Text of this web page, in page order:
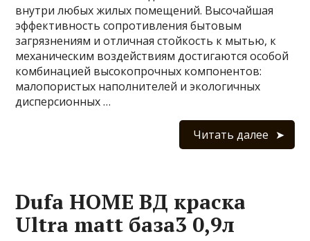
внутри любых жилых помещений. Высочайшая
эффективность сопротивления бытовым
загрязнениям и отличная стойкость к мытью, к
механическим воздействиям достигаются особой
комбинацией высокопрочных компонентов:
малопористых наполнителей и экологичных
дисперсионных …
Читать далее
Dufa HOME ВД краска
Ultra matt база3 0,9л